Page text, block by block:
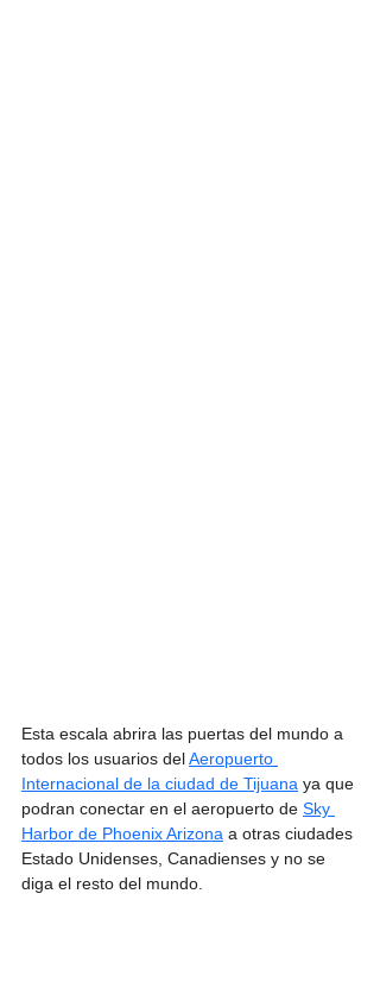
Esta escala abrira las puertas del mundo a
todos los usuarios del Aeropuerto
Internacional de la ciudad de Tijuana ya que
podran conectar en el aeropuerto de Sky
Harbor de Phoenix Arizona a otras ciudades
Estado Unidenses, Canadienses y no se
diga el resto del mundo.